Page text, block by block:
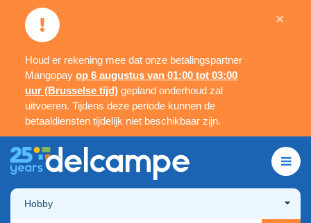
Houd er rekening mee dat onze betalingspartner
Mangopay op 6 augustus van 01:00 tot 03:00
uur (Brusselse tijd) gepland onderhoud zal
uitvoeren. Tijdens deze periode kunnen de
betaaldiensten tijdelijk niet beschikbaar zijn.
×
Hobby